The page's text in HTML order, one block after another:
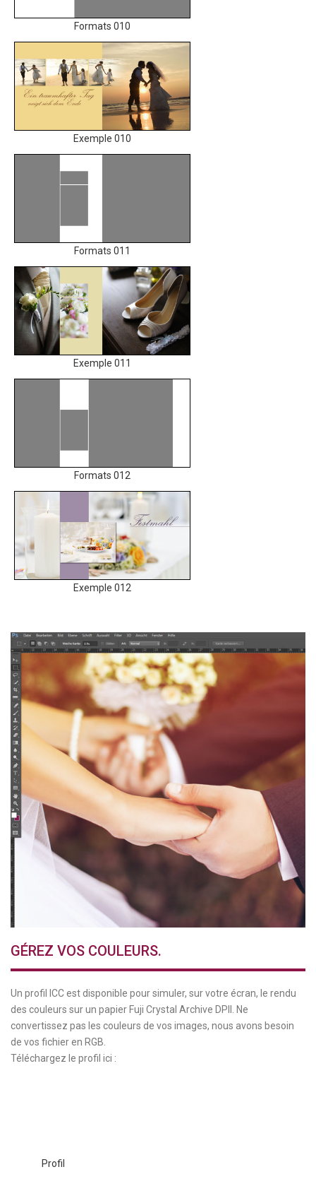
Formats 010
Exemple 010
Formats 011
Exemple 011
Formats 012
Exemple 012
GÉREZ VOS COULEURS.
Un profil ICC est disponible pour simuler, sur votre écran, le rendu
des couleurs sur un papier Fuji Crystal Archive DPII. Ne
convertissez pas les couleurs de vos images, nous avons besoin
de vos fichier en RGB.
Téléchargez le profil ici :
Profil